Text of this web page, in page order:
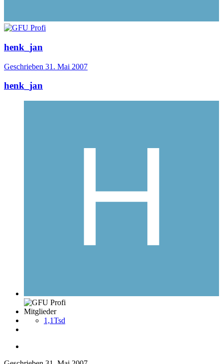
henk_jan
Geschrieben 31. Mai 2007
henk_jan
Mitglieder
1,1Tsd